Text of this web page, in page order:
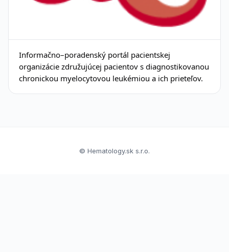
Informačno–poradenský portál pacientskej
organizácie združujúcej pacientov s diagnostikovanou
chronickou myelocytovou leukémiou a ich prieteľov.
© Hematology.sk s.r.o.